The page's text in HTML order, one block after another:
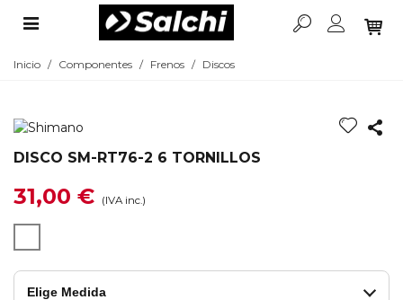
Inicio / Componentes / Frenos / Discos
DISCO SM-RT76-2 6 TORNILLOS
31,00 € (IVA inc.)
Elige Medida